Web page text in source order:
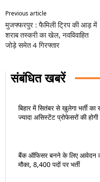
Previous article
मुजफ्फरपुर : फैमिली ट्रिप की आड़ में
शराब तस्करी का खेल, नवविवाहित
जोड़े समेत 4 गिरफ्तार
संबंधित खबरें
बिहार में सितंबर से खुलेगा भर्ती
ज्यादा असिस्टेंट प्रोफेसरों की होगी
बैंक ऑफिसर बनने के लिए आवेदन
मौका, 8,400 पदों पर भर्ती